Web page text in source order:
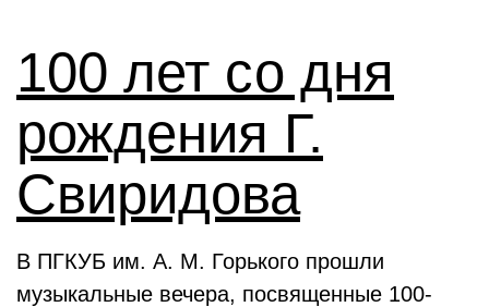
100 лет со дня
рождения Г.
Свиридова
В ПГКУБ им. А. М. Горького прошли
музыкальные вечера, посвященные 100-